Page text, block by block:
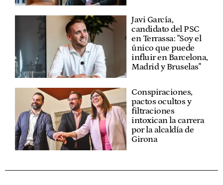
Javi García,
candidato del PSC
en Terrassa: "Soy el
único que puede
influir en Barcelona,
Madrid y Bruselas"
Conspiraciones,
pactos ocultos y
filtraciones
intoxican la carrera
por la alcaldía de
Girona